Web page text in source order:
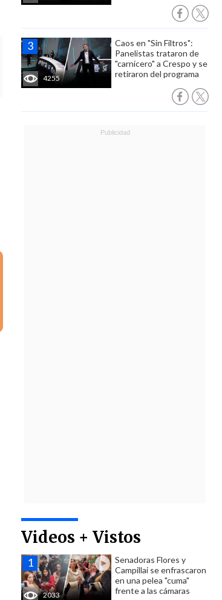
4255
Caos en "Sin Filtros":
Panelistas trataron de
"carnicero" a Crespo y se
retiraron del programa
Videos + Vistos
2033
Senadoras Flores y
Campillai se enfrascaron
en una pelea "cuma"
frente a las cámaras